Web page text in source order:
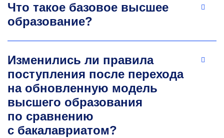
юрист-консультант
Практикующий отраслевой эксперт в области
юридического директора в международных
компаниях-производителях медицинского
оборудования и лекарственных препаратов.
Что такое базовое высшее
образование?
Изменились ли правила
поступления после перехода
на обновленную модель
высшего образования
по сравнению
с бакалавриатом?